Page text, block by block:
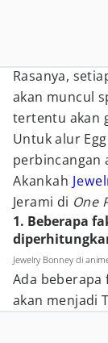
Rasanya,
akan muncul
tertentu akan
Untuk alur
perbincangan
Akankah
Jerami di One
1. Beberapa
Jewelry Bonney di
Ada
akan menjadi